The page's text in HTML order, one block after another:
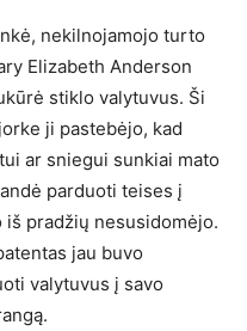
nekilnojamojo turto
Elizabeth Anderson
stiklo valytuvus. Ši
ji pastebėjo, kad
ar sniegui sunkiai mato
parduoti teises į
iš pradžių nesusidomėjo.
jau buvo
valytuvus į savo